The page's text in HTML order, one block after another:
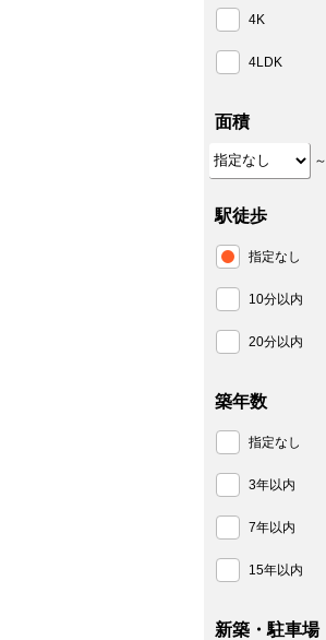
4K
4LDK
面積
～
駅徒歩
指定なし
10分以内
20分以内
築年数
指定なし
3年以内
7年以内
15年以内
新築・駐車場